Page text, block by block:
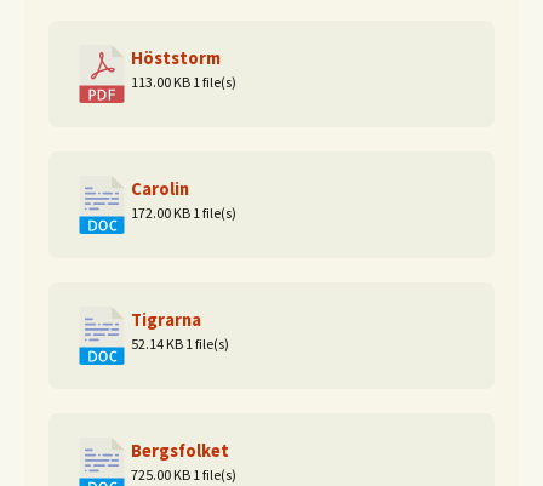
Höststorm
113.00 KB 1 file(s)
Carolin
172.00 KB 1 file(s)
Tigrarna
52.14 KB 1 file(s)
Bergsfolket
725.00 KB 1 file(s)